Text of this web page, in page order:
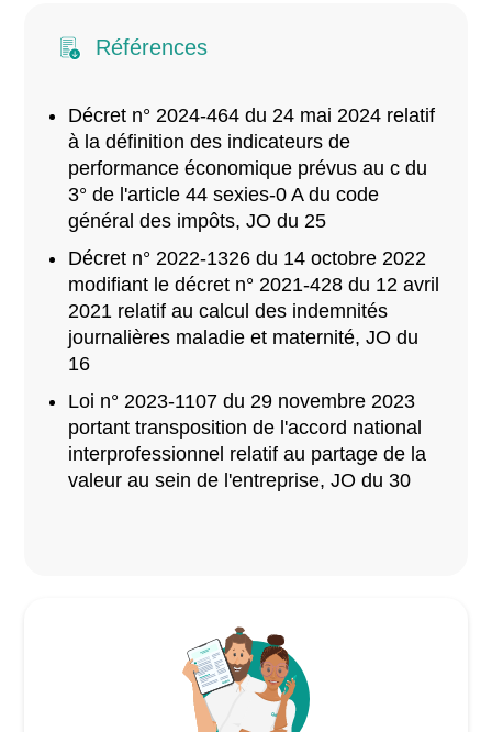
Références
Décret n° 2024-464 du 24 mai 2024 relatif
à la définition des indicateurs de
performance économique prévus au c du
3° de l'article 44 sexies-0 A du code
général des impôts, JO du 25
Décret n° 2022-1326 du 14 octobre 2022
modifiant le décret n° 2021-428 du 12 avril
2021 relatif au calcul des indemnités
journalières maladie et maternité, JO du
16
Loi n° 2023-1107 du 29 novembre 2023
portant transposition de l'accord national
interprofessionnel relatif au partage de la
valeur au sein de l'entreprise, JO du 30